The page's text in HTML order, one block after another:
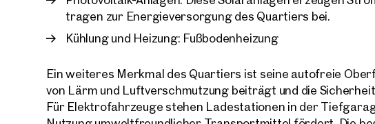
tragen zur Energieversorgung des Quartiers bei.
Kühlung und Heizung: Fußbodenheizung
Ein weiteres Merkmal des Quartiers ist seine autofreie
von Lärm und Luftverschmutzung beiträgt und die
Für Elektrofahrzeuge stehen Ladestationen in der
Anrede
Vorname
über 2.000
Wie möchten
Online
Immobilie